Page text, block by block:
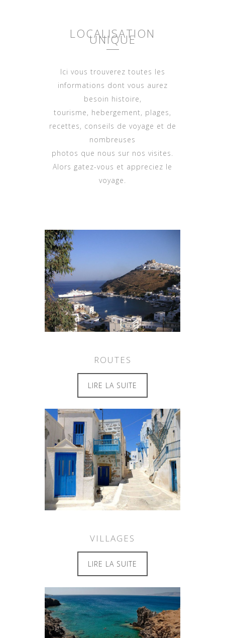
LOCALISATION
UNIQUE
Ici vous trouverez toutes les
informations dont vous aurez
besoin histoire,
tourisme, hebergement, plages,
recettes, conseils de voyage et de
nombreuses
photos que nous sur nos visites.
Alors gatez-vous et appreciez le
voyage.
ROUTES
LIRE LA SUITE
VILLAGES
LIRE LA SUITE